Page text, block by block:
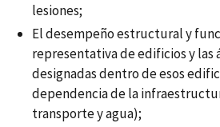
lesiones;
El desempeño estructural y
representativa de edificios y las
designadas dentro de esos
dependencia de la
transporte y agua);